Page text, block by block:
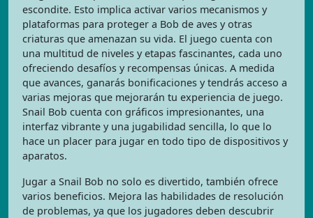
escondite. Esto implica activar varios mecanismos y
plataformas para proteger a Bob de aves y otras
criaturas que amenazan su vida. El juego cuenta con
una multitud de niveles y etapas fascinantes, cada uno
ofreciendo desafíos y recompensas únicas. A medida
que avances, ganarás bonificaciones y tendrás acceso a
varias mejoras que mejorarán tu experiencia de juego.
Snail Bob cuenta con gráficos impresionantes, una
interfaz vibrante y una jugabilidad sencilla, lo que lo
hace un placer para jugar en todo tipo de dispositivos y
aparatos.
Jugar a Snail Bob no solo es divertido, también ofrece
varios beneficios. Mejora las habilidades de resolución
de problemas, ya que los jugadores deben descubrir